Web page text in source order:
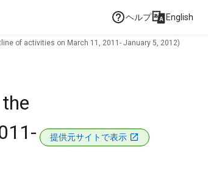
ヘルプ English
of activities on March 11, 2011- January 5, 2012)
提供元サイトで表示